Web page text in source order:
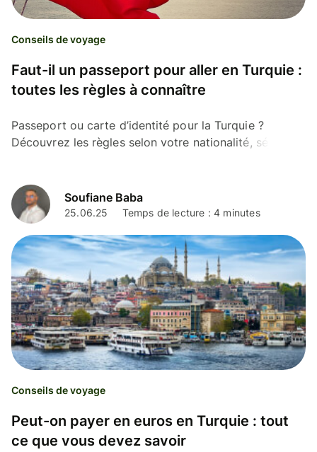
Conseils de voyage
Faut-il un passeport pour aller en Turquie :
toutes les règles à connaître
Passeport ou carte d’identité pour la Turquie ?
Découvrez les règles selon votre nationalité, séjour,
Soufiane Baba
25.06.25 Temps de lecture : 4 minutes
Conseils de voyage
Peut-on payer en euros en Turquie : tout
ce que vous devez savoir